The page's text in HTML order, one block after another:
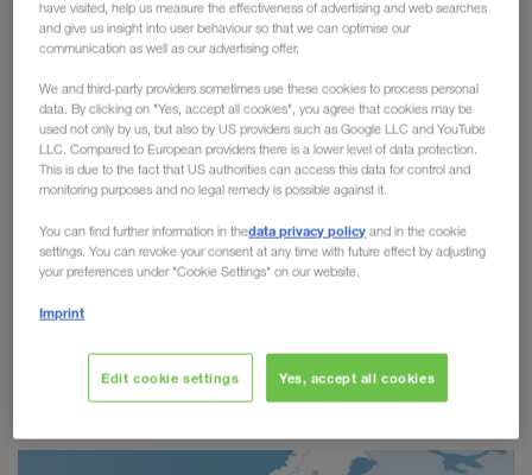
Sad - Herne: Održivo, efikasno
i sigurno za budućnost
LKW WALTER proširuje svoju mrežu ukombinovanom
transportunovom moćnom vezom između Novog Sada
transportno rešenjeizmeđu Jugoistočne i Severne
Evrope, čime ciljano jača evropske lance snabdevanja. Pored
Evropske unije.
Snažna povezanost za snažna
tržišta
have visited, help us measure the effectiveness of advertising and web searches
and give us insight into user behaviour so that we can optimise our
communication as well as our advertising offer.
We and third-party providers sometimes use these cookies to process personal
data. By clicking on "Yes, accept all cookies", you agree that cookies may be
used not only by us, but also by US providers such as Google LLC and YouTube
LLC. Compared to European providers there is a lower level of data protection.
This is due to the fact that US authorities can access this data for control and
monitoring purposes and no legal remedy is possible against it.
You can find further information in thedata privacy policy and in the cookie
settings. You can revoke your consent at any time with future effect by adjusting
your preferences under "Cookie Settings" on our website.
Imprint
Edit cookie settings Yes, accept all cookies